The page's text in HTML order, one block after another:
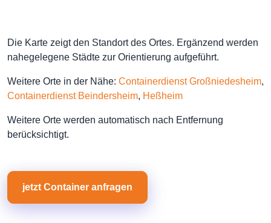
Die Karte zeigt den Standort des Ortes. Ergänzend werden
nahegelegene Städte zur Orientierung aufgeführt.
Weitere Orte in der Nähe: Containerdienst Großniedesheim,
Containerdienst Beindersheim, Heßheim
Weitere Orte werden automatisch nach Entfernung
berücksichtigt.
jetzt Container anfragen